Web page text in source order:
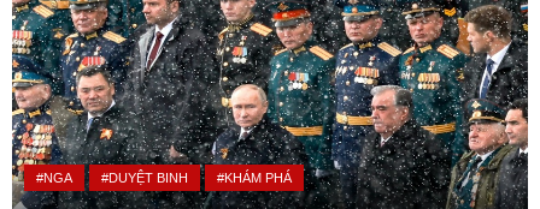
#NGA #DUYỆT BINH #KHÁM PHÁ